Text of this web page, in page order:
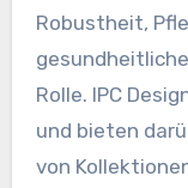
Robustheit,
Rolle. IPC
und bieten
von